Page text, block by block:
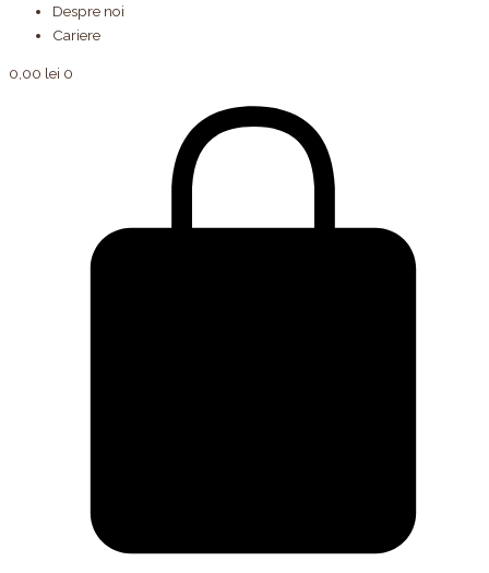
Despre noi
Cariere
0,00 lei 0